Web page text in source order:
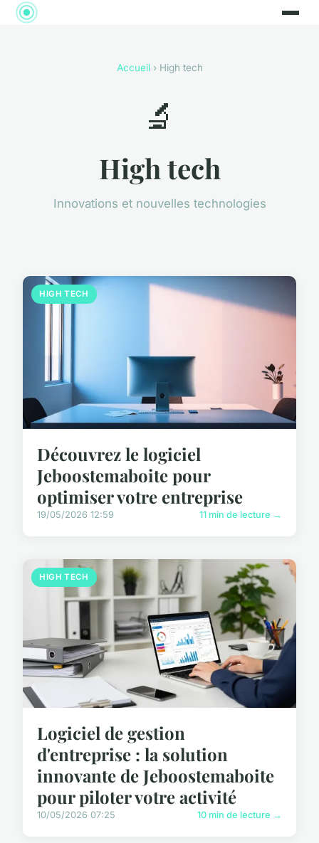
Accueil› High tech
🔬
High tech
Innovations et nouvelles technologies
HIGH TECH
Découvrez le logiciel
Jeboostemaboite pour
optimiser votre entreprise
19/05/2026 12:59 11 min de lecture →
HIGH TECH
Logiciel de gestion
d'entreprise : la solution
innovante de Jeboostemaboite
pour piloter votre activité
10/05/2026 07:25 10 min de lecture →